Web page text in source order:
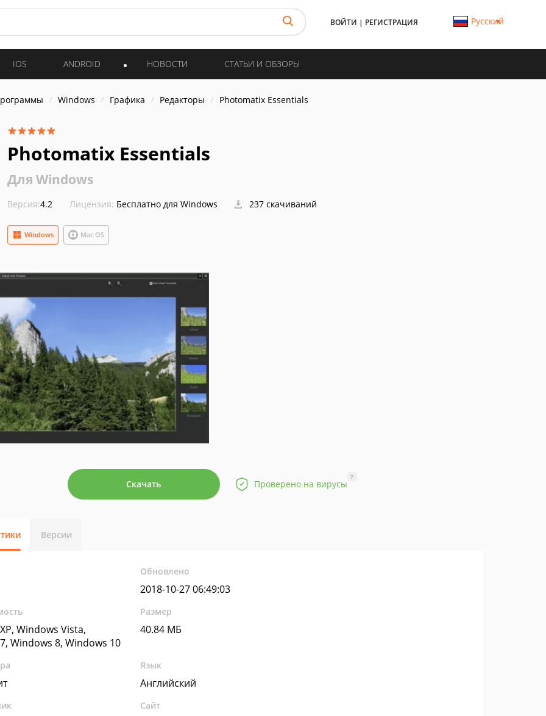
ВОЙТИ | РЕГИСТРАЦИЯ Русский
IOS ANDROID НОВОСТИ СТАТЬИ И ОБЗОРЫ
Windows Графика Редакторы Photomatix Essentials
Photomatix Essentials
Для Windows
Версия:4.2 Лицензия: Бесплатно для Windows 237 скачиваний
Mac OS
Windows
Скачать Проверено на вирусы
?
Версии
Обновлено
2018-10-27 06:49:03
Windows Vista,
Windows 8, Windows 10
Размер
40.84 МБ
Язык
Английский
Сайт